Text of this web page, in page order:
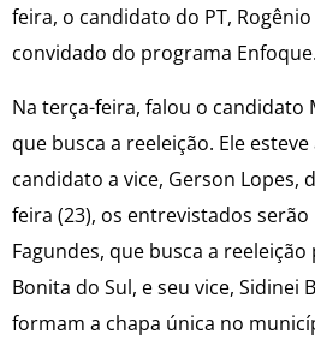
feira, o candidato do PT,
convidado do programa Enfoque.
Na terça-feira, falou o candidato
que busca a reeleição. Ele
candidato a vice, Gerson Lopes,
feira (23), os entrevistados serão
Fagundes, que busca a reeleição
Bonita do Sul, e seu vice, Sidinei
formam a chapa única no